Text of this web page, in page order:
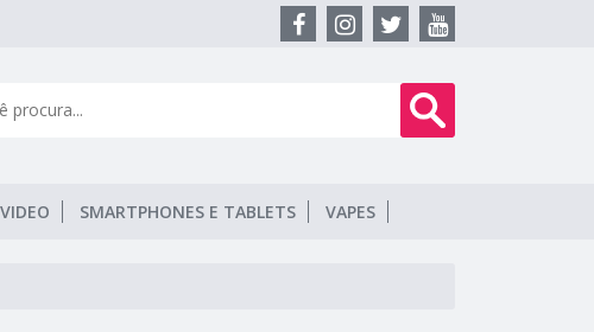
SMARTPHONES E TABLETS VAPES